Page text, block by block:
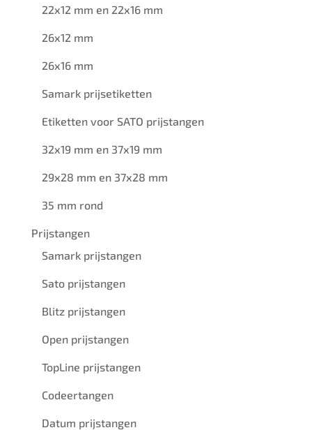
22x12 mm en 22x16 mm
26x12 mm
26x16 mm
Samark prijsetiketten
Etiketten voor SATO prijstangen
32x19 mm en 37x19 mm
29x28 mm en 37x28 mm
35 mm rond
Prijstangen
Samark prijstangen
Sato prijstangen
Blitz prijstangen
Open prijstangen
TopLine prijstangen
Codeertangen
Datum prijstangen